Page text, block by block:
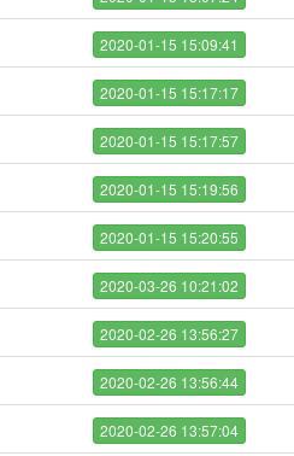
2020-01-15 15:09:41
2020-01-15 15:17:17
2020-01-15 15:17:57
2020-01-15 15:19:56
2020-01-15 15:20:55
2020-03-26 10:21:02
2020-02-26 13:56:27
2020-02-26 13:56:44
2020-02-26 13:57:04